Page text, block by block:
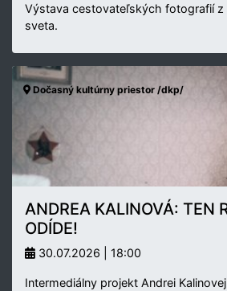
Výstava cestovateľských fotografií
sveta.
Dočasný kultúrny priestor /dkp/
ANDREA KALINOVÁ: TEN
ODÍDE!
30.07.2026 | 18:00
Intermediálny projekt Andrei